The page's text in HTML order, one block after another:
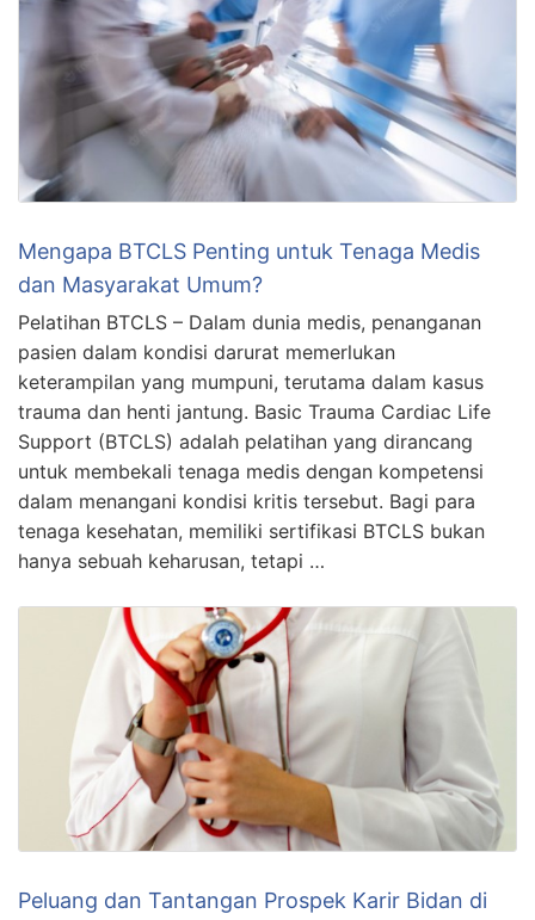
Mengapa BTCLS Penting untuk Tenaga Medis
dan Masyarakat Umum?
Pelatihan BTCLS – Dalam dunia medis, penanganan
pasien dalam kondisi darurat memerlukan
keterampilan yang mumpuni, terutama dalam kasus
trauma dan henti jantung. Basic Trauma Cardiac Life
Support (BTCLS) adalah pelatihan yang dirancang
untuk membekali tenaga medis dengan kompetensi
dalam menangani kondisi kritis tersebut. Bagi para
tenaga kesehatan, memiliki sertifikasi BTCLS bukan
hanya sebuah keharusan, tetapi …
Peluang dan Tantangan Prospek Karir Bidan di